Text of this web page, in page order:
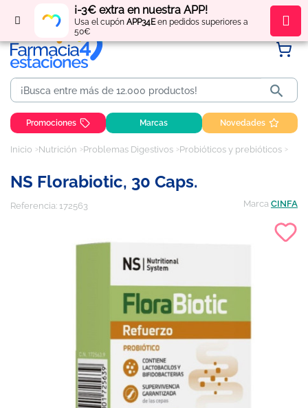
¡-3€ extra en nuestra APP!
Usa el cupón APP34Een pedidos superiores a
50€
Regístratey obténpuntos por tus compras

Promociones Marcas Novedades
Inicio Nutrición Problemas Digestivos Probióticos y prebióticos
NS Florabiotic, 30 Caps.
Referencia: 172563 Marca CINFA